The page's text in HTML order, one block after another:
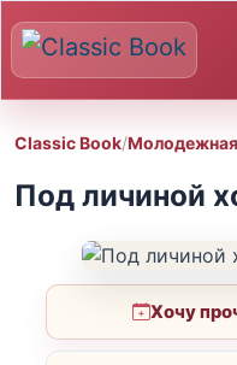
Classic Book/
Под личиной
Хочу